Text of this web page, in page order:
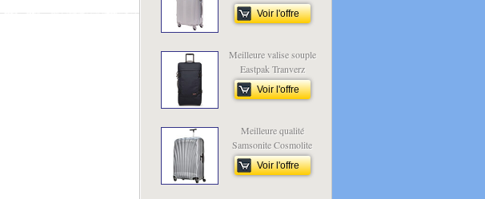
Voir l'offre
Meilleure valise souple
Eastpak Tranverz
Voir l'offre
Meilleure qualité
Samsonite Cosmolite
Voir l'offre